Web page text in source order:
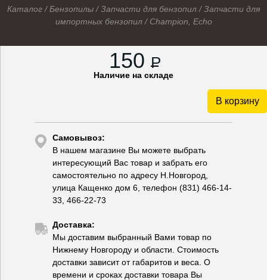
Каталог /Бензопилы /Запчасти для бензопил /Запчасти для
импортных бензопил/ Champion, Echo
150 P
Наличие на складе
В корзину
Самовывоз:
В нашем магазине Вы можете выбрать
интересующий Вас товар и забрать его
самостоятельно по адресу Н.Новгород,
улица Кащенко дом 6, телефон (831) 466-14-
33, 466-22-73
Доставка:
Мы доставим выбранный Вами товар по
Нижнему Новгороду и области. Стоимость
доставки зависит от габаритов и веса. О
времени и сроках доставки товара Вы